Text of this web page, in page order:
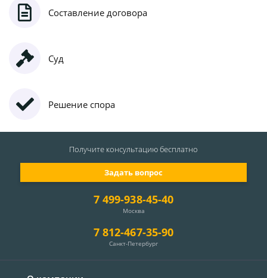
Составление договора
Суд
Решение спора
7 499-938-45-40
Москва
7 812-467-35-90
Санкт-Петербург
Задать вопрос
Получите консультациюбесплатно